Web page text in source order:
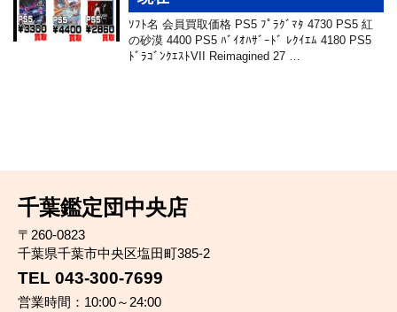
ｿﾌﾄ名 会員買取価格 PS5 ﾌﾟﾗｸﾞﾏﾀ 4730 PS5 紅
の砂漠 4400 PS5 ﾊﾞｲｵﾊｻﾞｰﾄﾞ ﾚｸｲｴﾑ 4180 PS5
ﾄﾞﾗｺﾞﾝｸｴｽﾄVII Reimagined 27 …
千葉鑑定団中央店
〒260-0823
千葉県千葉市中央区塩田町385-2
TEL 043-300-7699
営業時間：10:00～24:00